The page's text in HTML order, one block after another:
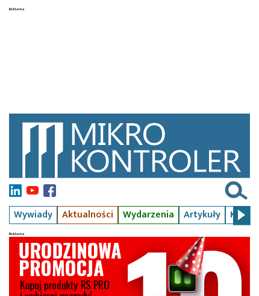
Wywiady Aktualności Wydarzenia Artykuły Kursy